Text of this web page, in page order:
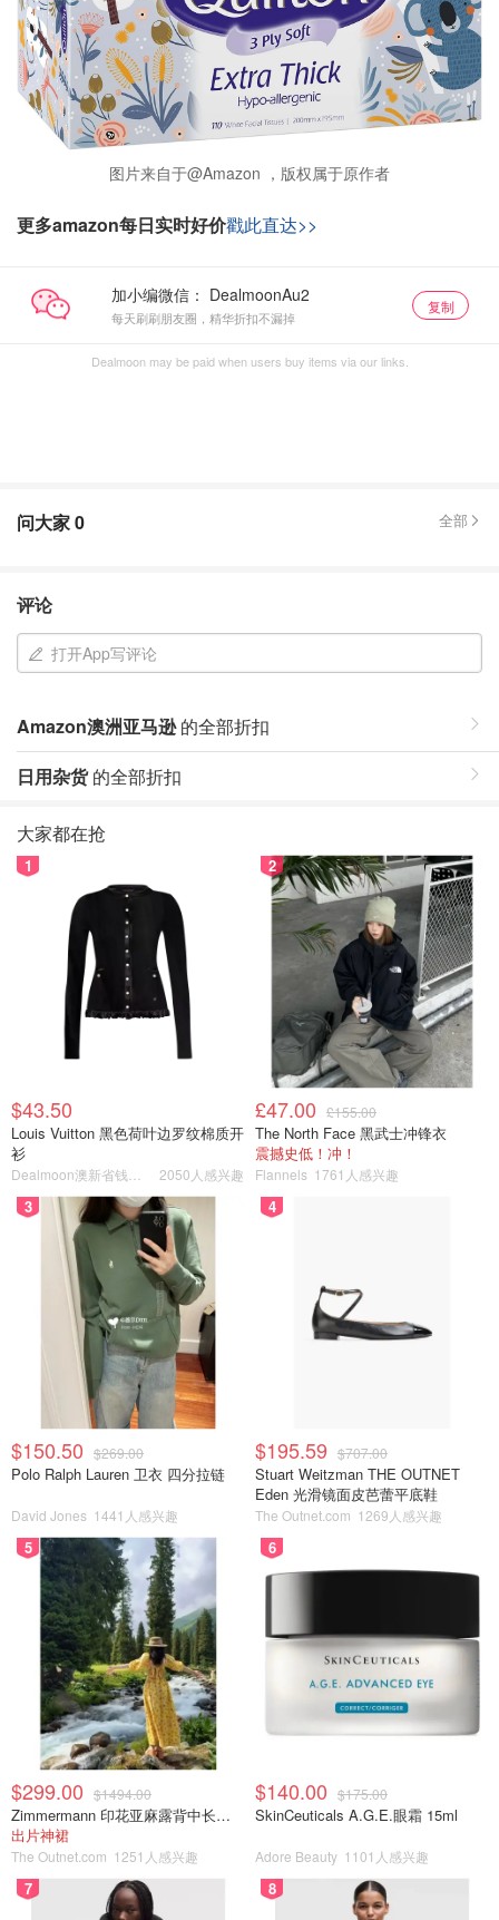
图片来自于@Amazon ，版权属于原作者
更多amazon每日实时好价戳此直达>>
加小编微信：
每天刷刷朋友圈，精华折扣不漏掉
复制
Dealmoon may be paid when users buy items via our links.
问大家0 全部
评论
打开App写评论
Amazon澳洲亚马逊的全部折扣
日用杂货的全部折扣
大家都在抢
1
$43.50
Louis Vuitton 黑色荷叶边罗纹棉质开
衫
2050人感兴趣
2
£47.00 £155.00
The North Face 黑武士冲锋衣
震撼史低！冲！
Flannels 1761人感兴趣
3
$150.50 $269.00
Polo Ralph Lauren 卫衣 四分拉链
David Jones 1441人感兴趣
4
$195.59 $707.00
Stuart Weitzman THE OUTNET
Eden 光滑镜面皮芭蕾平底鞋
The Outnet.com 1269人感兴趣
5
$299.00 $1494.00
Zimmermann 印花亚麻露背中长连衣裙
出片神裙
The Outnet.com 1251人感兴趣
6
$140.00 $175.00
SkinCeuticals A.G.E.眼霜 15ml
Adore Beauty 1101人感兴趣
7 8